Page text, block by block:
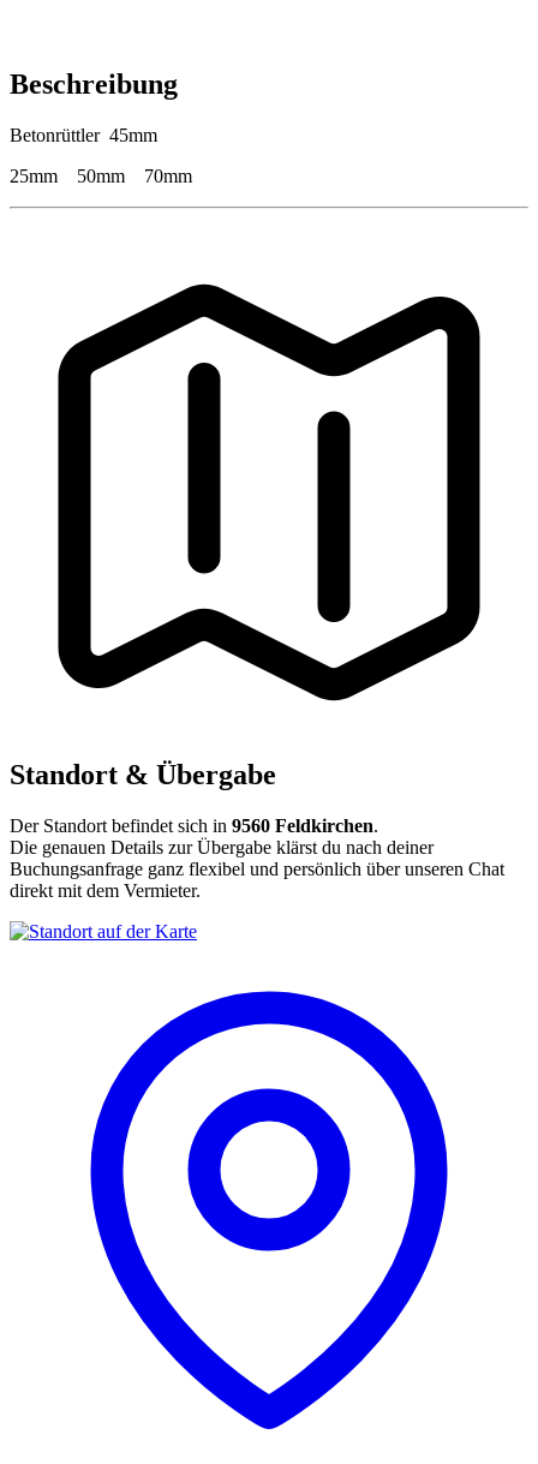
Beschreibung
Betonrüttler 45mm
25mm 50mm 70mm
Standort & Übergabe
Der Standort befindet sich in 9560 Feldkirchen.
Die genauen Details zur Übergabe klärst du nach deiner
Buchungsanfrage ganz flexibel und persönlich über unseren Chat
direkt mit dem Vermieter.